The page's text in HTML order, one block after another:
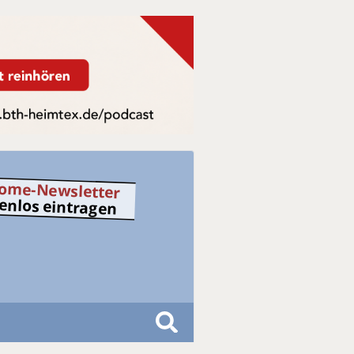
Newsletter
eintragen
S